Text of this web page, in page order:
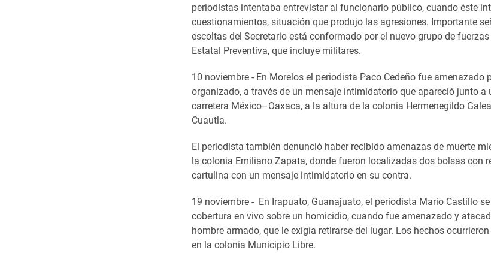
periodistas intentaba entrevistar al funcionario público, cuando éste
cuestionamientos, situación que produjo las agresiones. Importante
escoltas del Secretario está conformado por el nuevo grupo de
Estatal Preventiva, que incluye militares.
10 noviembre - En Morelos el periodista Paco Cedeño fue amenazado
organizado, a través de un mensaje intimidatorio que apareció junto a
carretera México–Oaxaca, a la altura de la colonia Hermenegildo
Cuautla.
El periodista también denunció haber recibido amenazas de muerte
la colonia Emiliano Zapata, donde fueron localizadas dos bolsas con
cartulina con un mensaje intimidatorio en su contra.
19 noviembre - En Irapuato, Guanajuato, el periodista Mario Castillo
cobertura en vivo sobre un homicidio, cuando fue amenazado y
hombre armado, que le exigía retirarse del lugar. Los hechos
en la colonia Municipio Libre.